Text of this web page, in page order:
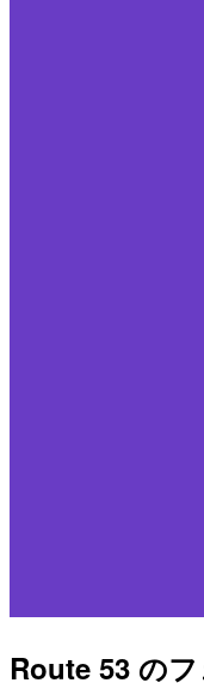
Route 53 の